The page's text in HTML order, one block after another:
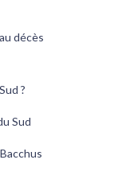
décès
?
Sud